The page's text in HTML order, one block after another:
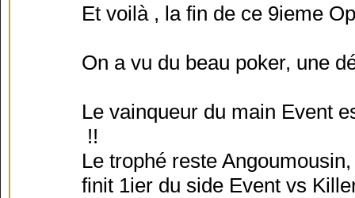
Et voilà , la fin de ce 9ieme
On a vu du beau poker, une
Le vainqueur du main Event
!!
Le trophé reste
finit 1ier du side Event vs